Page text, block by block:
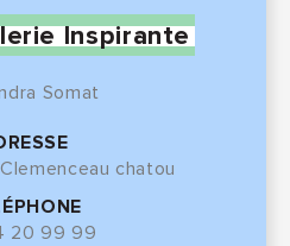
Inspirante
Somat
chatou
20 99 99